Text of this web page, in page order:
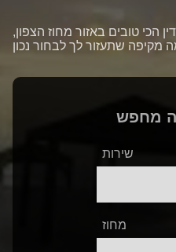
טובים באזור מחוז הצפון,
שירות
מחוז